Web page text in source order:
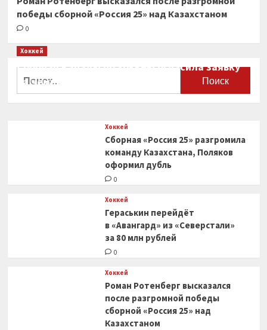
победы сборной «Россия 25» над Казахстаном
0
Хоккей
Сборная Канады по хоккею огласила заявку
на чемпионат мира
Хоккей
Сборная «Россия 25» разгромила
команду Казахстана, Поляков
оформил дубль
0
Хоккей
Гераськин перейдёт
в «Авангард» из «Северстали»
за 80 млн рублей
0
Хоккей
Роман Ротенберг высказался
после разгромной победы
сборной «Россия 25» над
Казахстаном